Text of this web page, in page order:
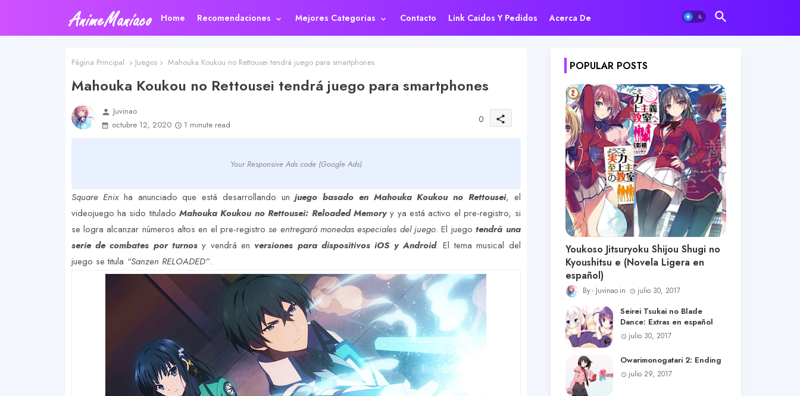
Home Recomendaciones Mejores Categorias Contacto Link Caidos Y Pedidos Acerca De
Página Principal Juegos Mahouka Koukou no Rettousei tendrá juego para smartphones
Mahouka Koukou no Rettousei tendrá juego para smartphones
person Juvinao
octubre 12, 2020
1 minute read 0 share
Your Responsive Ads code (Google Ads)
Square Enixha anunciado que está desarrollando un juego basado en Mahouka Koukou no Rettousei, el
videojuego ha sido titulado Mahouka Koukou no Rettousei: Reloaded Memoryy ya está activo el pre-registro, si
se logra alcanzar números altos en el pre-registro se entregará monedas especiales del juego. El juegotendrá una
serie de combates por turnosy vendrá en versiones para dispositivos iOS y Android. El tema musical del
juego se titula “Sanzen RELOADED”.
POPULAR POSTS
Youkoso Jitsuryoku Shijou Shugi no
Kyoushitsu e (Novela Ligera en
español)
Juvinao julio 30, 2017
Seirei Tsukai no Blade
Dance: Extras en español
julio 30, 2017
Owarimonogatari 2: Ending
julio 29, 2017